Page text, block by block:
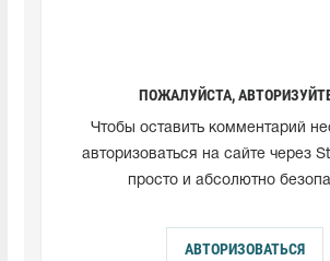
ПОЖАЛУЙСТА,
Чтобы оставить комментарий
авторизоваться на сайте через
просто и абсолютно
АВТОРИЗОВАТЬСЯ